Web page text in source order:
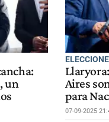
un
Aires
para
07-09-2025